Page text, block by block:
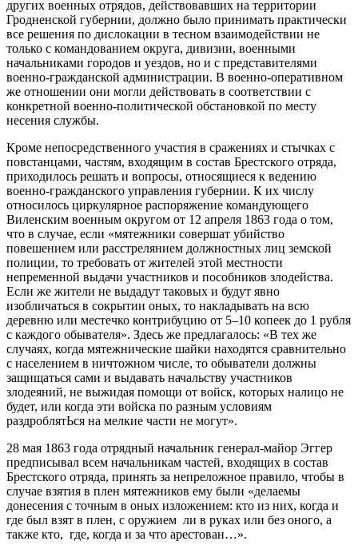
других военных отрядов, действовавших на территории
Гродненской губернии, должно было принимать практически
все решения по дислокации в тесном взаимодействии не
только с командованием округа, дивизии, военными
начальниками городов и уездов, но и с представителями
военно-гражданской администрации. В военно-оперативном
же отношении они могли действовать в соответствии с
конкретной военно-политической обстановкой по месту
несения службы.
Кроме непосредственного участия в сражениях и стычках с
повстанцами, частям, входящим в состав Брестского отряда,
приходилось решать и вопросы, относящиеся к ведению
военно-гражданского управления губернии. К их числу
относилось циркулярное распоряжение командующего
Виленским военным округом от 12 апреля 1863 года о том,
что в случае, если «мятежники совершат убийство
повешением или расстрелянием должностных лиц земской
полиции, то требовать от жителей этой местности
непременной выдачи участников и пособников злодейства.
Если же жители не выдадут таковых и будут явно
изобличаться в сокрытии оных, то накладывать на всю
деревню или местечко контрибуцию от 5–10 копеек до 1 рубля
с каждого обывателя». Здесь же предлагалось: «В тех же
случаях, когда мятежнические шайки находятся сравнительно
с населением в ничтожном числе, то обыватели должны
защищаться сами и выдавать начальству участников
злодеяний, не выжидая помощи от войск, которых налицо не
будет, или когда эти войска по разным условиям
раздроблятЬся на мелкие части не могут».
28 мая 1863 года отрядный начальник генерал-майор Эггер
предписывал всем начальникам частей, входящих в состав
Брестского отряда, принять за непреложное правило, чтобы в
случае взятия в плен мятежников ему были «делаемы
донесения с точным в оных изложением: кто из них, когда и
где был взят в плен, с оружием ли в руках или без оного, а
также кто, где, когда и за что арестован…».